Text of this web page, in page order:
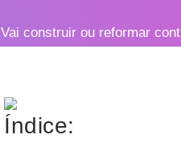
Vai construir ou reformar
Índice: